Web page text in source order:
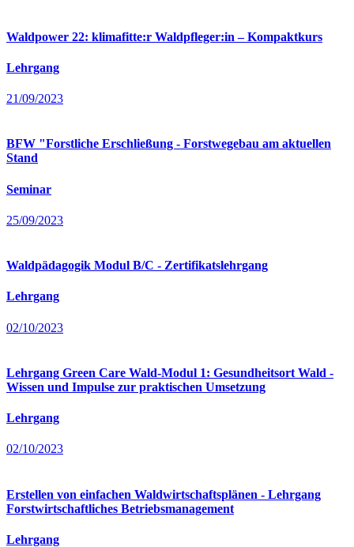
Waldpower 22: klimafitte:r Waldpfleger:in – Kompaktkurs
Lehrgang
21/09/2023
BFW "Forstliche Erschließung - Forstwegebau am aktuellen
Stand
Seminar
25/09/2023
Waldpädagogik Modul B/C - Zertifikatslehrgang
Lehrgang
02/10/2023
Lehrgang Green Care Wald-Modul 1: Gesundheitsort Wald -
Wissen und Impulse zur praktischen Umsetzung
Lehrgang
02/10/2023
Erstellen von einfachen Waldwirtschaftsplänen - Lehrgang
Forstwirtschaftliches Betriebsmanagement
Lehrgang